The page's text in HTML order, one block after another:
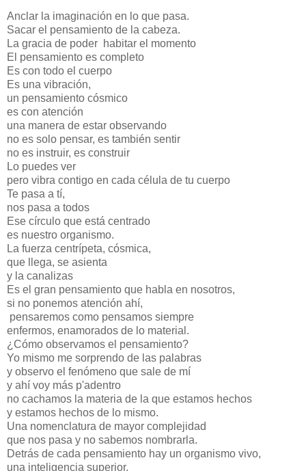
Anclar la imaginación en lo que pasa.
Sacar el pensamiento de la cabeza.
La gracia de poder habitar el momento
El pensamiento es completo
Es con todo el cuerpo
Es una vibración,
un pensamiento cósmico
es con atención
una manera de estar observando
no es solo pensar, es también sentir
no es instruir, es construir
Lo puedes ver
pero vibra contigo en cada célula de tu cuerpo
Te pasa a tí,
nos pasa a todos
Ese círculo que está centrado
es nuestro organismo.
La fuerza centrípeta, cósmica,
que llega, se asienta
y la canalizas
Es el gran pensamiento que habla en nosotros,
si no ponemos atención ahí,
pensaremos como pensamos siempre
enfermos, enamorados de lo material.
¿Cómo observamos el pensamiento?
Yo mismo me sorprendo de las palabras
y observo el fenómeno que sale de mí
y ahí voy más p'adentro
no cachamos la materia de la que estamos hechos
y estamos hechos de lo mismo.
Una nomenclatura de mayor complejidad
que nos pasa y no sabemos nombrarla.
Detrás de cada pensamiento hay un organismo vivo,
una inteligencia superior.